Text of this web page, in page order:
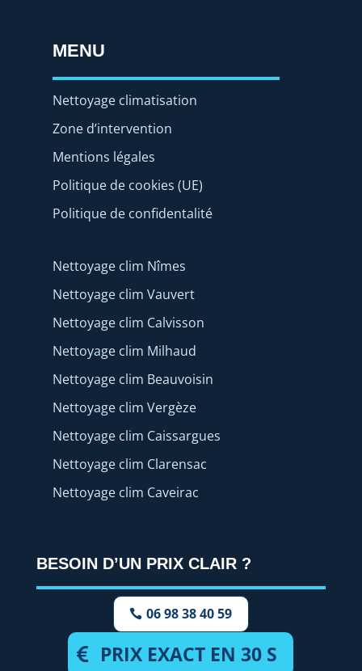
MENU
Nettoyage climatisation
Zone d’intervention
Mentions légales
Politique de cookies (UE)
Politique de confidentalité
Nettoyage clim Nîmes
Nettoyage clim Vauvert
Nettoyage clim Calvisson
Nettoyage clim Milhaud
Nettoyage clim Beauvoisin
Nettoyage clim Vergèze
Nettoyage clim Caissargues
Nettoyage clim Clarensac
Nettoyage clim Caveirac
BESOIN D’UN PRIX CLAIR ?
06 98 38 40 59
PRIX EXACT EN 30 S